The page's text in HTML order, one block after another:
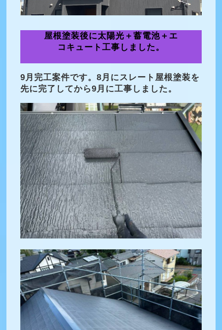
屋根塗装後に太陽光＋蓄電池＋エ
コキュート工事しました。
9月完工案件です。8月にスレート屋根塗装を
先に完了してから9月に工事しました。